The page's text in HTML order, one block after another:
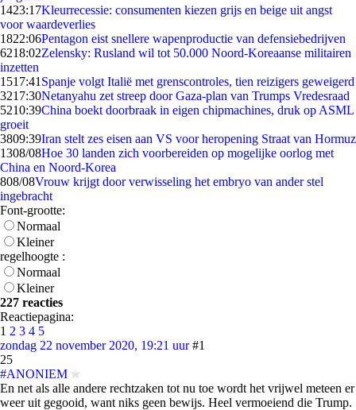
1423:17Kleurrecessie: consumenten kiezen grijs en beige uit angst
voor waardeverlies
1822:06Pentagon eist snellere wapenproductie van defensiebedrijven
6218:02Zelensky: Rusland wil tot 50.000 Noord-Koreaanse militairen
inzetten
1517:41 Spanje volgt Italië met grenscontroles, tien reizigers geweigerd
3217:30Netanyahu zet streep door Gaza-plan van Trumps Vredesraad
5210:39China boekt doorbraak in eigen chipmachines, druk op ASML
groeit
3809:39Iran stelt zes eisen aan VS voor heropening Straat van Hormuz
1308/08Hoe 30 landen zich voorbereiden op mogelijke oorlog met
China en Noord-Korea
808/08Vrouw krijgt door verwisseling het embryo van ander stel
ingebracht
Font-grootte:
Normaal
Kleiner
regelhoogte :
Normaal
Kleiner
227 reacties
Reactiepagina:
1 2 3 4 5
zondag 22 november 2020, 19:21 uur #1
25
#ANONIEM
En net als alle andere rechtzaken tot nu toe wordt het vrijwel meteen er
weer uit gegooid, want niks geen bewijs. Heel vermoeiend die Trump.